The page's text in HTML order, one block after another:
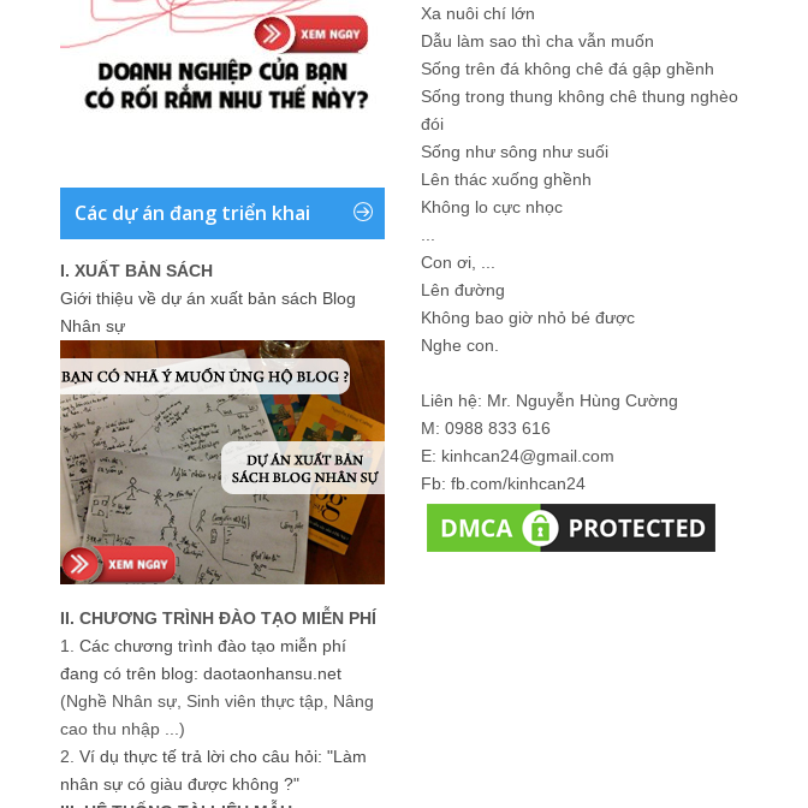
Các dự án đang triển khai
I. XUẤT BẢN SÁCH
Giới thiệu về dự án xuất bản sách Blog
Nhân sự
II. CHƯƠNG TRÌNH ĐÀO TẠO MIỄN PHÍ
1. Các chương trình đào tạo miễn phí
đang có trên blog: daotaonhansu.net
(Nghề Nhân sự, Sinh viên thực tập, Nâng
cao thu nhập ...)
2. Ví dụ thực tế trả lời cho câu hỏi: "Làm
nhân sự có giàu được không ?"
Xa nuôi chí lớn
Dẫu làm sao thì cha vẫn muốn
Sống trên đá không chê đá gập ghềnh
Sống trong thung không chê thung nghèo
đói
Sống như sông như suối
Lên thác xuống ghềnh
Không lo cực nhọc
Con ơi, ...
Lên đường
Không bao giờ nhỏ bé được
Nghe con.
Liên hệ: Mr. Nguyễn Hùng Cường
M: 0988 833 616
E: kinhcan24@gmail.com
Fb: fb.com/kinhcan24